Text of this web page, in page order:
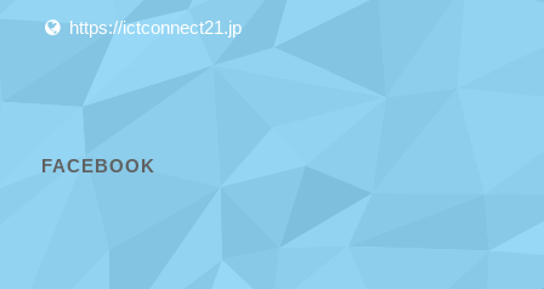
https://ictconnect21.jp
FACEBOOK